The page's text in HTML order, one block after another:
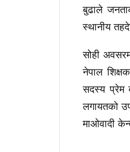
बुढाले
स्थानीय
सोही
नेपाल
सदस्य प्रेम
लगायतको
माओवादी